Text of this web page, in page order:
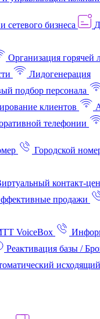
сетевого бизнеса
Организация горячей
Лидогенерация
подбор персонала
клиентов
телефонии
Городской
продажи
VoiceBox
Реактивация базы /